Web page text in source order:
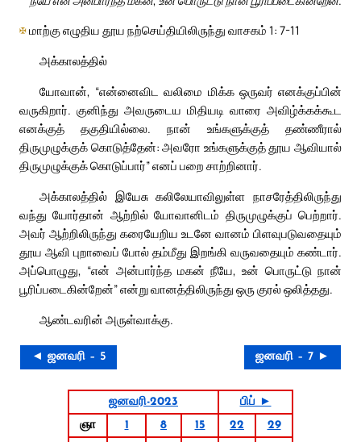
✠மாற்கு எழுதிய தூய நற்செய்தியிலிருந்து வாசகம் 1: 7-11
அக்காலத்தில்
யோவான், “என்னைவிட வலிமை மிக்க ஒருவர் எனக்குப்பின்
வருகிறார். குனிந்து அவருடைய மிதியடி வாரை அவிழ்க்கக்கூட
எனக்குத் தகுதியில்லை. நான் உங்களுக்குத் தண்ணீரால்
திருமுழுக்குக் கொடுத்தேன்: அவரோ உங்களுக்குத் தூய ஆவியால்
திருமுழுக்குக் கொடுப்பார்” எனப் பறை சாற்றினார்.
அக்காலத்தில் இயேசு கலிலேயாவிலுள்ள நாசரேத்திலிருந்து
வந்து யோர்தான் ஆற்றில் யோவானிடம் திருமுழுக்குப் பெற்றார்.
அவர் ஆற்றிலிருந்து கரையேறிய உடனே வானம் பிளவுபடுவதையும்
தூய ஆவி புறாவைப் போல் தம்மீது இறங்கி வருவதையும் கண்டார்.
அப்பொழுது, “என் அன்பார்ந்த மகன் நீயே, உன் பொருட்டு நான்
பூரிப்படைகின்றேன்” என்று வானத்திலிருந்து ஒரு குரல் ஒலித்தது.
ஆண்டவரின் அருள்வாக்கு.
◄ ஜனவரி – 5 ஜனவரி – 7 ►
ஜனவரி-2023
பிப் ►
ஞா
1 8 15 22
29